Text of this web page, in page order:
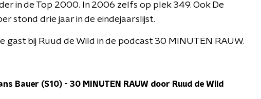
in de Top 2000. In 2006 zelfs op plek 349. Ook De
stond drie jaar in de eindejaarslijst.
gast bij Ruud de Wild in de podcast 30 MINUTEN RAUW.
Bauer (S10) - 30 MINUTEN RAUW door Ruud de Wild